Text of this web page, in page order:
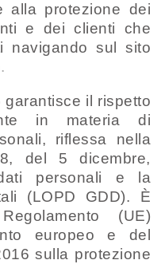
alla protezione dei
e dei clienti che
navigando sul sito
garantisce il rispetto
in materia di
riflessa nella
del 5 dicembre,
personali e la
(LOPD GDD). È
(UE)
europeo e del
sulla protezione